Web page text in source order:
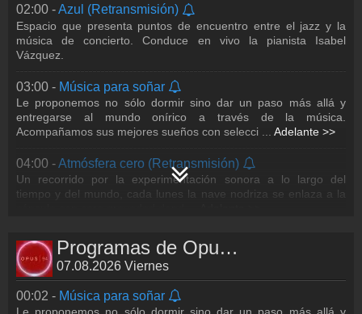
Espacio diario destinado a difundir y visibilizar la participación
femenina en la música a nivel global y en distintos géneros
dentro de la música de
...Adelante >>
Escucha la mejor selección de música de Opus.
08:00 -El arte de la memoria
Turno en vivo con selecciones que van de la música antigua al
Lunes a domingo de 8 a 11 hor...Adelante >>
11:00 - Euforia
12:00 - A la carta
Espacio destinado a programar las obras favoritas del público,
dinámicas especiales de programación por letras, votaciones,
trivias en línea y formato...Adelante >>
02:00 -Azul (Retransmisión)
Espacio que presenta puntos de encuentro entre el jazz y la
música de concierto. Conduce en vivo la pianista Isabel
Vázquez.
03:00 - Música para soñar
Le proponemos no sólo dormir sino dar un paso más allá y
entregarse al mundo onírico a través de la música.
Acompañamos sus mejores sueños con selecci
Adelante >>
04:00 -Atmósfera cero (Retransmisión)
Un recorrido por la experimentación sonora a lo largo del
tiempo y del mundo, cada lunes la nave nodriza se enlaza a la
05:00 -Música para soñar
Le proponemos no sólo dormir sino dar un paso más allá y
entregarse al mundo onírico a través de la música.
Acompañamos sus mejores sueños con selecci...Adelante >>
Programas de Opus 94.5
07.08.2026 Viernes
00:02 - Música para soñar